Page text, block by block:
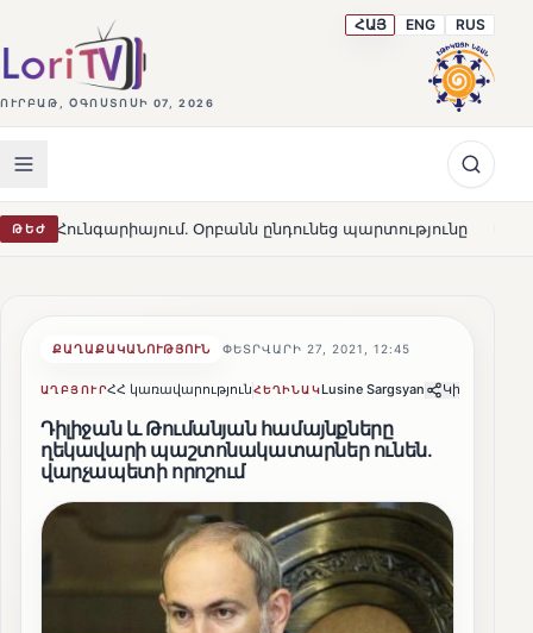
ՈՒՐԲԱԹ, ՕԳՈՍՏՈՍԻ 07, 2026
ՀԱՅ ENG RUS
ԹԵԺ Օրբանն ընդունեց պարտությունը HOT Մարթա Կոս.
ՔԱՂԱՔԱԿԱՆՈՒԹՅՈՒՆ ՓԵՏՐՎԱՐԻ 27, 2021, 12:45
ԱՂԲՅՈՒՐՀՀ կառավարությունՀԵՂԻՆԱԿLusine Sargsyan Կիսվել
Դիլիջան և Թումանյան համայնքները
ղեկավարի պաշտոնակատարներ ունեն.
վարչապետի որոշում